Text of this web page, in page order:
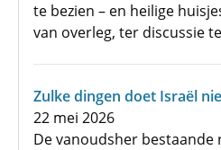
te bezien – en heilige
van overleg, ter discussie
Zulke dingen doet Israël
22 mei 2026
De vanoudsher bestaande